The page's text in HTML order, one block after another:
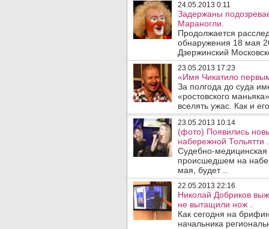
24.05.2013 0:11
Задержаны
Мараногли.
Продолжается
обнаружения 18 мая
Дзержинский
23.05.2013 17:23
«Имя Чикатило
За полгода до суда
«ростовского
вселять ужас. Как и
23.05.2013 10:14
(фото) Появились
набережной Тольятти .
Судебно-медицинская
происшедшем на
мая, будет ..
22.05.2013 22:16
Николай Добриков
не вытащили нож .
Как сегодня на
начальника